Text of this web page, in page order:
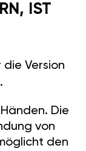
IST
die Version
Die
von
den